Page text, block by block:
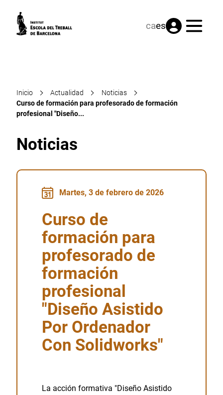
caes Menú
Inicio Actualidad
Noticias
Curso de formación para profesorado de formación
profesional "Diseño...
Noticias
Martes, 3 de febrero de 2026
Curso de
formación para
profesorado de
formación
profesional
"Diseño Asistido
Por Ordenador
Con Solidworks"
La acción formativa "Diseño Asistido